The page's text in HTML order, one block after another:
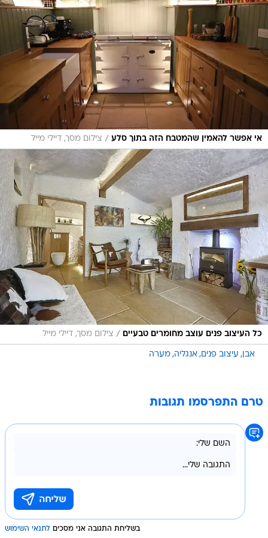
אי אפשר להאמין שהמטבח הזה בתוך סלע / צילום מסך, דיילי מייל
כל העיצוב פנים עוצב מחומרים טבעיים / צילום מסך, דיילי מייל
אבן עיצוב פנים אנגליה מערה
טרם התפרסמו תגובות
בשליחת התגובה אני מסכים לתנאי השימוש